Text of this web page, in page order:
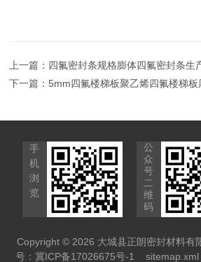
上一篇： 四氟密封条规格膨体四氟密封条生
下一篇：5mm四氟楼梯板聚乙烯四氟楼梯板
手
机
浏
览
公
众
号
二
维
码
Copyright © 2026 大城县正朗密封材料
号：冀ICP备17026675号-1
sitemap.xml